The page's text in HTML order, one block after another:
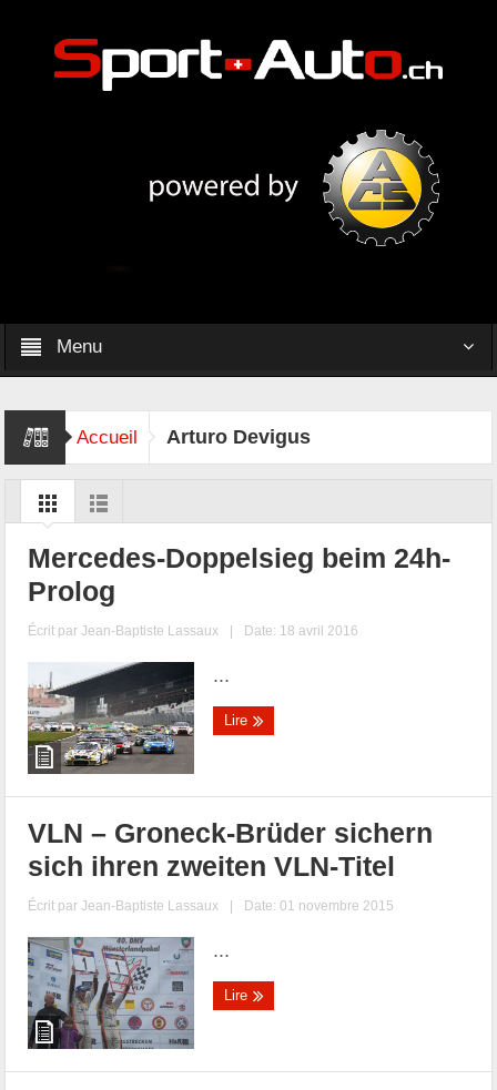
Menu
Accueil Arturo Devigus
Mercedes-Doppelsieg beim 24h-
Prolog
Écrit parJean-Baptiste Lassaux | Date: 18 avril 2016
...
Lire
VLN – Groneck-Brüder sichern
sich ihren zweiten VLN-Titel
Écrit parJean-Baptiste Lassaux | Date: 01 novembre 2015
...
Lire